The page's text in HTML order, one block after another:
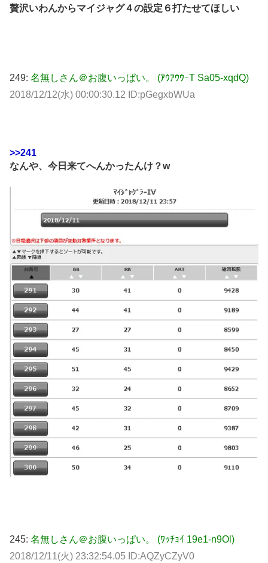
贅沢いわんからマイジャグ４の設定６打たせてほしい
249: 名無しさん＠お腹いっぱい。 (ｱｳｱｳｳｰT Sa05-xqdQ)
2018/12/12(水) 00:00:30.12 ID:pGegxbWUa
>>241
なんや、今日来てへんかったんけ？w
245: 名無しさん＠お腹いっぱい。 (ﾜｯﾁｮｲ 19e1-n9Ol)
2018/12/11(火) 23:32:54.05 ID:AQZyCZyV0